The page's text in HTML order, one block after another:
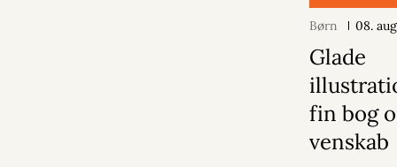
Børn 08.
Glade
fin bog
venskab